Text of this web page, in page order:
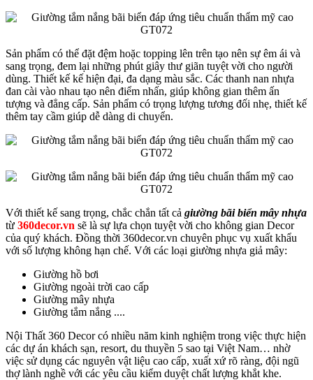
Sản phẩm có thể đặt đệm hoặc topping lên trên tạo nên sự êm ái và
sang trọng, đem lại những phút giây thư giãn tuyệt vời cho người
dùng. Thiết kế kế hiện đại, đa dạng màu sắc. Các thanh nan nhựa
đan cài vào nhau tạo nên điểm nhấn, giúp không gian thêm ấn
tượng và đẳng cấp. Sản phẩm có trọng lượng tương đối nhẹ, thiết kế
thêm tay cầm giúp dễ dàng di chuyển.
Với thiết kế sang trọng, chắc chắn tất cả giường bãi biển mây nhựa
từ 360decor.vn sẽ là sự lựa chọn tuyệt vời cho không gian Decor
của quý khách. Đồng thời 360decor.vn chuyên phục vụ xuất khẩu
với số lượng không hạn chế. Với các loại giường nhựa giả mây:
Giường hồ bơi
Giường ngoài trời cao cấp
Giường mây nhựa
Giường tắm nắng ....
Nội Thất 360 Decor có nhiều năm kinh nghiệm trong việc thực hiện
các dự án khách sạn, resort, du thuyền 5 sao tại Việt Nam… nhờ
việc sử dụng các nguyên vật liệu cao cấp, xuất xứ rõ ràng, đội ngũ
thợ lành nghề với các yêu cầu kiểm duyệt chất lượng khắt khe.